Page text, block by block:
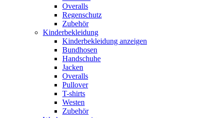
Overalls
Regenschutz
Zubehör
Kinderbekleidung
Kinderbekleidung anzeigen
Bundhosen
Handschuhe
Jacken
Overalls
Pullover
T-shirts
Westen
Zubehör